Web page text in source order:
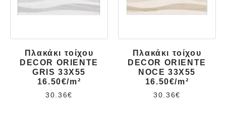
Πλακάκι τοίχου
DECOR ORIENTE
GRIS 33X55
16.50€/m²
30.36€
Πλακάκι τοίχου
DECOR ORIENTE
NOCE 33X55
16.50€/m²
30.36€